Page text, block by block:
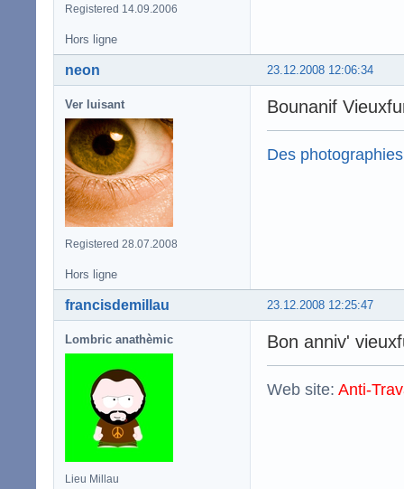
Registered 14.09.2006
Hors ligne
23.12.2008 12:06:34
neon
Ver luisant
Registered 28.07.2008
Bounanif
Des
Hors ligne
23.12.2008 12:25:47
francisdemillau
Lombric anathèmic
Lieu Millau
Bon anniv'
Web site: Anti-